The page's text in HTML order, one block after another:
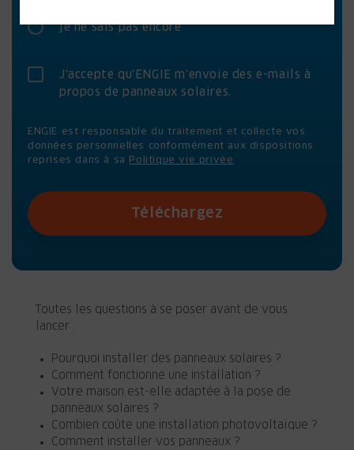
je ne sais pas encore
J'accepte qu'ENGIE m'envoie des e-mails à
propos de panneaux solaires.
ENGIE est responsable du traitement et collecte vos
données personnelles conformément aux dispositions
reprises dans à sa
Politique vie privée.
Téléchargez
Toutes les questions à se poser avant de vous
lancer :
Pourquoi installer des panneaux solaires ?
Comment fonctionne une installation ?
Votre maison est-elle adaptée à la pose de
panneaux solaires ?
Combien coûte une installation photovoltaïque ?
Comment installer vos panneaux ?